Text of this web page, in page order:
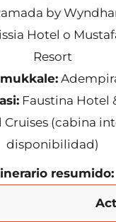
by
Hotel o
Resort
Faustina Hotel
Cruises (cabina
disponibilidad)
resumido: